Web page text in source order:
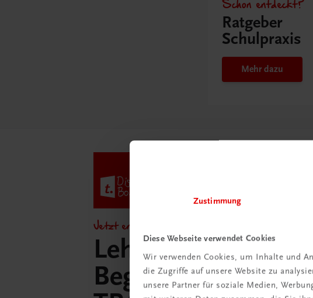
Zustimmung
Diese Webseite verwendet Cookies
Wir verwenden Cookies, um Inhalte und
die Zugriffe auf unsere Website zu
unsere Partner für soziale Medien,
Ratgeber
Schulpraxis
Mehr dazu
Jetzt entdecken!
Lehrer/innen-
Begleitpakete in